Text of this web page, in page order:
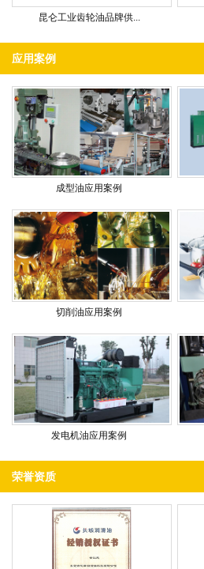
昆仑工业齿轮油品牌供...
应用案例
成型油应用案例
切削油应用案例
发电机油应用案例
荣誉资质